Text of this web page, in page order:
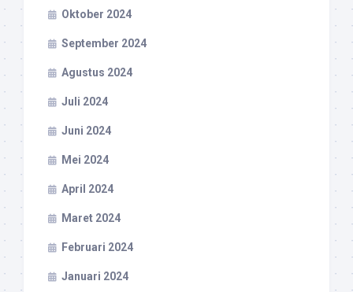
Oktober 2024
September 2024
Agustus 2024
Juli 2024
Juni 2024
Mei 2024
April 2024
Maret 2024
Februari 2024
Januari 2024